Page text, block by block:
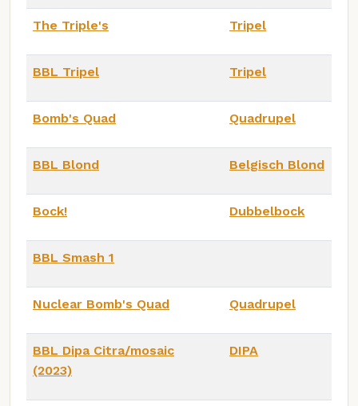
The Triple's Tripel
BBL Tripel Tripel
Bomb's Quad Quadrupel
BBL Blond Belgisch Blond
Bock! Dubbelbock
BBL Smash 1
Nuclear Bomb's Quad Quadrupel
BBL Dipa Citra/mosaic
(2023)
DIPA